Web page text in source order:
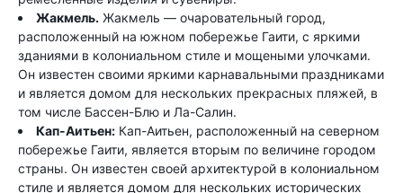
Жакмель. Жакмель — очаровательный город,
расположенный на южном побережье Гаити, с яркими
зданиями в колониальном стиле и мощеными улочками.
Он известен своими яркими карнавальными праздниками
и является домом для нескольких прекрасных пляжей, в
том числе Бассен-Блю и Ла-Салин.
Кап-Аитьен: Кап-Аитьен, расположенный на северном
побережье Гаити, является вторым по величине городом
страны. Он известен своей архитектурой в колониальном
стиле и является домом для нескольких исторических